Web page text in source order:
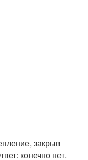
закрыв
конечно нет.